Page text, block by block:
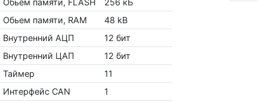
Обьем памяти, RAM
48 kB
Внутренний АЦП
12 бит
Внутренний ЦАП
12 бит
Таймер
11
Интерфейс CAN
1